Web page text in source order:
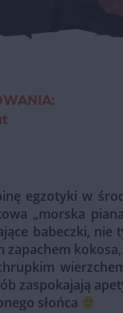
egzotyki w
„morska
babeczki, nie
zapachem
zaspokajają
słońca